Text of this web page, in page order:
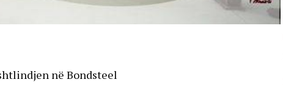
në Bondsteel